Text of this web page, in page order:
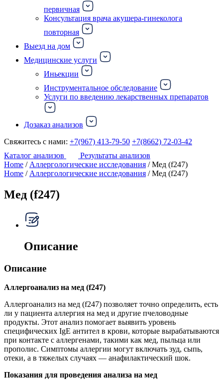
первичная
Консультация врача акушера-гинеколога
повторная
Выезд на дом
Медицинские услуги
Иньекции
Инструментальное обследование
Услуги по введению лекарственных препаратов
Дозаказ анализов
Свяжитесь с нами: +7(967) 413-79-50 +7(8662) 72-03-42
Каталог анализов
Результаты анализов
Home / Аллергологические исследования / Мед (f247)
Home / Аллергологические исследования / Мед (f247)
Мед (f247)
Описание
Описание
Аллергоанализ на мед (f247)
Аллергоанализ на мед (f247) позволяет точно определить, есть
ли у пациента аллергия на мед и другие пчеловодные
продукты. Этот анализ помогает выявить уровень
специфических IgE антител в крови, которые вырабатываются
при контакте с аллергенами, такими как мед, пыльца или
прополис. Симптомы аллергии могут включать зуд, сыпь,
отеки, а в тяжелых случаях — анафилактический шок.
Показания для проведения анализа на мед